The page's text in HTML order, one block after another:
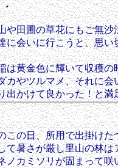
田圃の草花にもご無
会いに行こうと、思い
黄金色に輝いて収穫の
カやツルマメ、それに
出かけて良かった！と
の日、所用で出掛けた
暑さが厳し里山の林は
カミソリが固まって